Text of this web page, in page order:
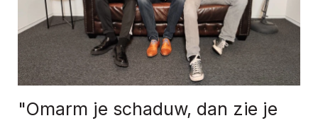
"Omarm je schaduw, dan zie je